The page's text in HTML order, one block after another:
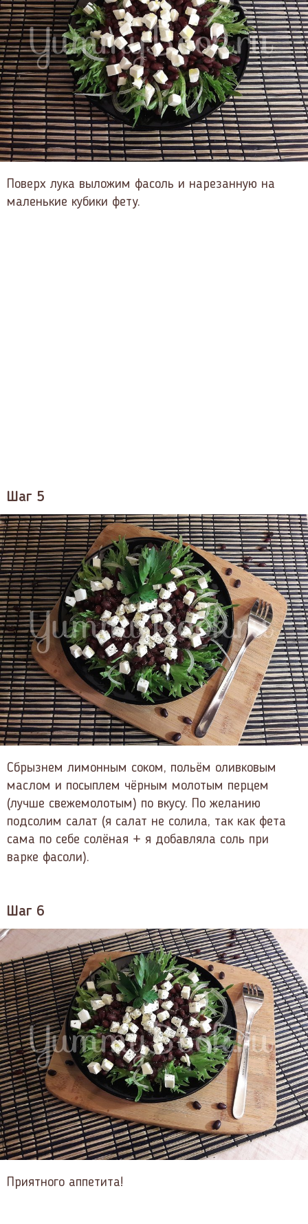
Поверх лука выложим фасоль и нарезанную на
маленькие кубики фету.
Шаг 5
Сбрызнем лимонным соком, польём оливковым
маслом и посыплем чёрным молотым перцем
(лучше свежемолотым) по вкусу. По желанию
подсолим салат (я салат не солила, так как фета
сама по себе солёная + я добавляла соль при
варке фасоли).
Шаг 6
Приятного аппетита!